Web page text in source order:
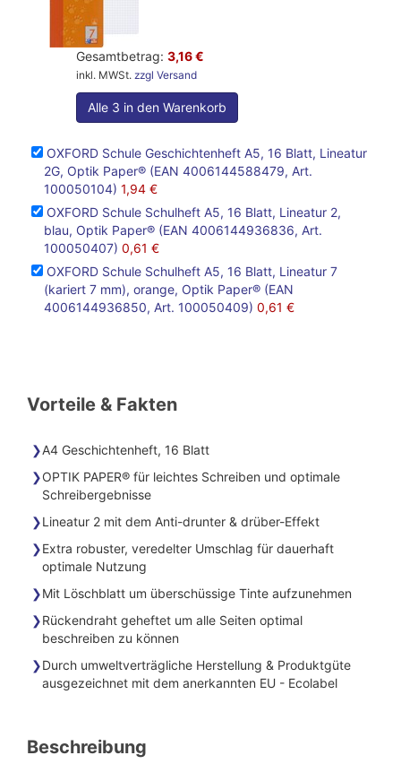
Gesamtbetrag: 3,16 €
inkl. MWSt. zzgl Versand
Alle 3 in den Warenkorb
OXFORD Schule Geschichtenheft A5, 16 Blatt, Lineatur
2G, Optik Paper® (EAN 4006144588479, Art.
100050104) 1,94 €
OXFORD Schule Schulheft A5, 16 Blatt, Lineatur 2,
blau, Optik Paper® (EAN 4006144936836, Art.
100050407) 0,61 €
OXFORD Schule Schulheft A5, 16 Blatt, Lineatur 7
(kariert 7 mm), orange, Optik Paper® (EAN
4006144936850, Art. 100050409) 0,61 €
Vorteile & Fakten
A4 Geschichtenheft, 16 Blatt
OPTIK PAPER® für leichtes Schreiben und optimale
Schreibergebnisse
Lineatur 2 mit dem Anti-drunter & drüber-Effekt
Extra robuster, veredelter Umschlag für dauerhaft
optimale Nutzung
Mit Löschblatt um überschüssige Tinte aufzunehmen
Rückendraht geheftet um alle Seiten optimal
beschreiben zu können
Durch umweltverträgliche Herstellung & Produktgüte
ausgezeichnet mit dem anerkannten EU - Ecolabel
Beschreibung